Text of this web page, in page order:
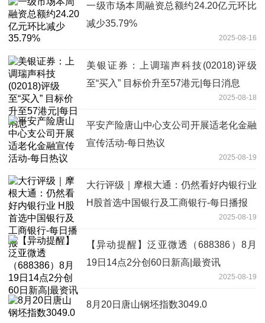
一级市场本周融资总额约24.20亿元环比
减少35.79%
2025-08-16
美银证券：上调瑞声科技(02018)评级
至“买入” 目标价升至57港元|每日消息
2025-08-18
平安产险唐山中心支公司开展适老化金融
宣传活动-每日热议
2025-08-19
大行评级｜摩根大通：仍然看好内银行业
H股首选中国银行及工商银行-每日播报
2025-08-19
【异动提醒】泛亚微透（688386）8月
19日14点2分创60日新高|最资讯
2025-08-19
8月20日唐山钢坯指数3049.0